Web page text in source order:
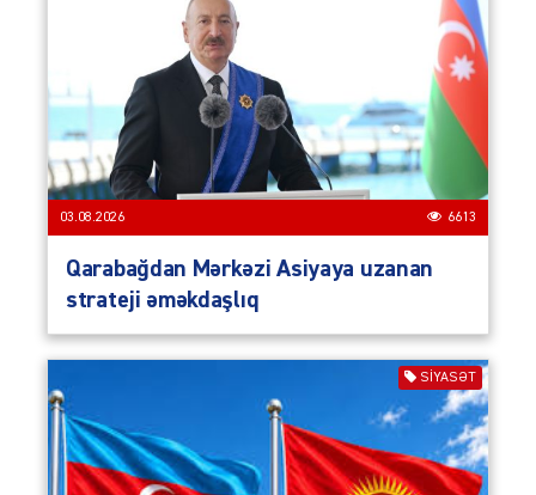
03.08.2026 6613
Qarabağdan Mərkəzi Asiyaya uzanan
strateji əməkdaşlıq
SIYASƏT